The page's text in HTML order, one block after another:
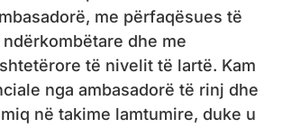
me përfaqësues të
dhe me
të nivelit të lartë. Kam
nga ambasadorë të rinj dhe
në takime lamtumire, duke u